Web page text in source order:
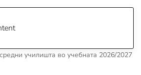
училишта во учебната 2026/2027